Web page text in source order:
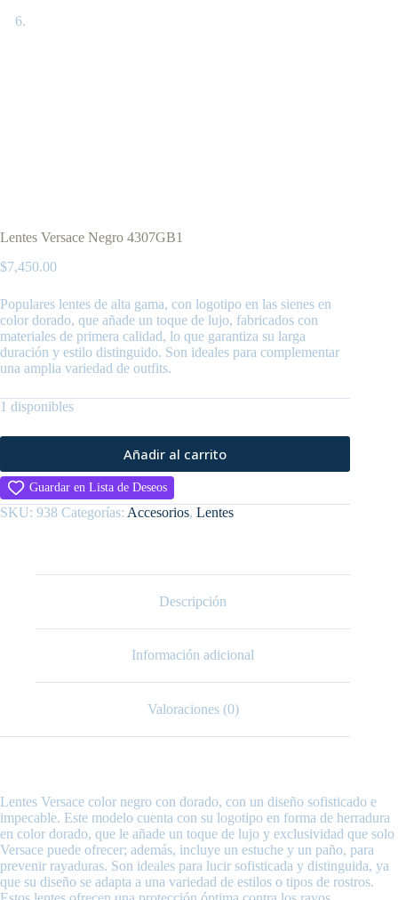
Lentes Versace Negro 4307GB1
$7,450.00
Populares lentes de alta gama, con logotipo en las sienes en
color dorado, que añade un toque de lujo, fabricados con
materiales de primera calidad, lo que garantiza su larga
duración y estilo distinguido. Son ideales para complementar
una amplia variedad de outfits.
1 disponibles
Añadir al carrito
Guardar en Lista de Deseos
SKU: 938 Categorías: Accesorios, Lentes
Descripción
Información adicional
Valoraciones (0)
Lentes Versace color negro con dorado, con un diseño sofisticado e
impecable. Este modelo cuenta con su logotipo en forma de herradura
en color dorado, que le añade un toque de lujo y exclusividad que solo
Versace puede ofrecer; además, incluye un estuche y un paño, para
prevenir rayaduras. Son ideales para lucir sofisticada y distinguida, ya
que su diseño se adapta a una variedad de estilos o tipos de rostros.